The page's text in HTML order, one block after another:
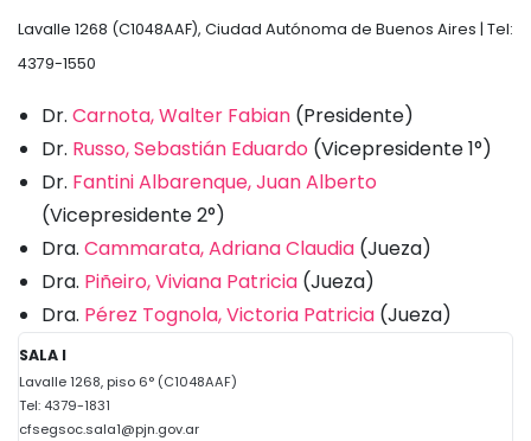
Lavalle 1268 (C1048AAF), Ciudad Autónoma de Buenos Aires | Tel:
4379-1550
Dr. Carnota, Walter Fabian (Presidente)
Dr. Russo, Sebastián Eduardo (Vicepresidente 1°)
Dr. Fantini Albarenque, Juan Alberto
(Vicepresidente 2°)
Dra. Cammarata, Adriana Claudia (Jueza)
Dra. Piñeiro, Viviana Patricia (Jueza)
Dra. Pérez Tognola, Victoria Patricia (Jueza)
SALA I
Lavalle 1268, piso 6° (C1048AAF)
Tel: 4379-1831
cfsegsoc.sala1@pjn.gov.ar